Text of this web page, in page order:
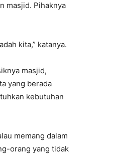
masjid. Pihaknya
kita,” katanya.
masjid,
yang berada
kebutuhan
memang dalam
orang yang tidak